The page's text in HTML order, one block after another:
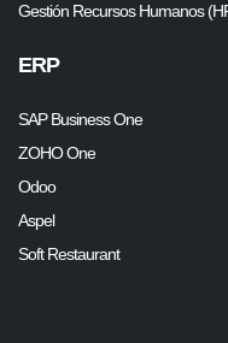
Gestión Recursos Humanos
ERP
SAP Business One
ZOHO One
Odoo
Aspel
Soft Restaurant